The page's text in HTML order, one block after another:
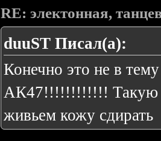
RE: электонная,
duuST Писал(а):
Конечно это не в
АК47!!!!!!!!!!!! Такую
живьем кожу сдирать